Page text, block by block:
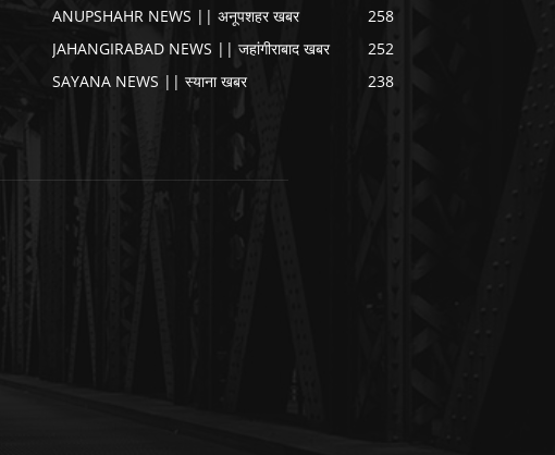
ANUPSHAHR NEWS || अनूपशहर खबर
258
JAHANGIRABAD NEWS || जहांगीराबाद खबर
252
SAYANA NEWS || स्याना खबर
238